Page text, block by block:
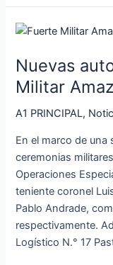
Nuevas
Militar
A1 PRINCIPAL,
En el marco de una
ceremonias
Operaciones
teniente coronel
Pablo Andrade,
respectivamente.
Logístico N.° 17
Nuevas
en
el
Militar